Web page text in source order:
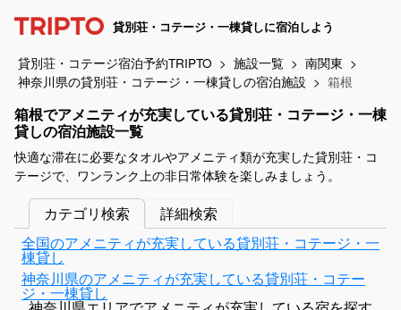
貸別荘・コテージ・一棟貸しに宿泊しよう
貸別荘・コテージ宿泊予約TRIPTO 施設一覧
南関東
神奈川県の貸別荘・コテージ・一棟貸しの宿泊施設
箱根
箱根でアメニティが充実している貸別荘・コテージ・一棟
貸しの宿泊施設一覧
快適な滞在に必要なタオルやアメニティ類が充実した貸別荘・コ
テージで、ワンランク上の非日常体験を楽しみましょう。
カテゴリ検索
詳細検索
全国のアメニティが充実している貸別荘・コテージ・一
棟貸し
神奈川県のアメニティが充実している貸別荘・コテー
ジ・一棟貸し